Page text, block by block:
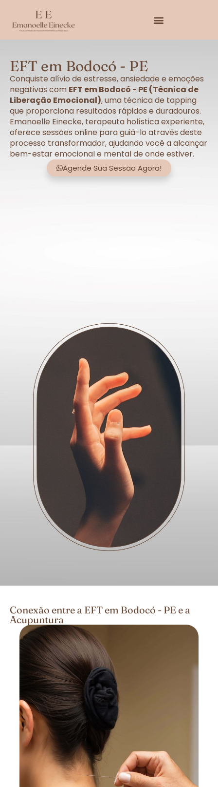
EFT em Bodocó - PE
Conquiste alívio de estresse, ansiedade e emoções
negativas com EFT em Bodocó - PE (Técnica de
Liberação Emocional), uma técnica de tapping
que proporciona resultados rápidos e duradouros.
Emanoelle Einecke, terapeuta holística experiente,
oferece sessões online para guiá-lo através deste
processo transformador, ajudando você a alcançar
bem-estar emocional e mental de onde estiver.
Agende Sua Sessão Agora!
Conexão entre a EFT em Bodocó - PE e a
Acupuntura